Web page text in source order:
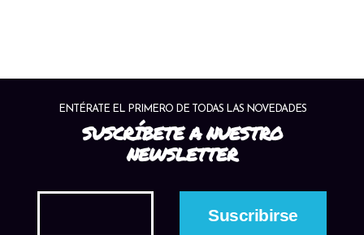
ENTÉRATE EL PRIMERO DE TODAS LAS NOVEDADES
SUSCRÍBETE A NUESTRO
NEWSLETTER